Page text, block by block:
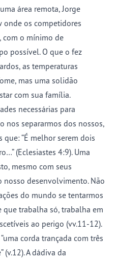
área remota, Jorge
onde os competidores
com o mínimo de
possível. O que o fez
as temperaturas
mas uma solidão
com sua família.
necessárias para
nos separarmos dos nossos,
que: “É melhor serem dois
(Eclesiastes 4:9). Uma
mesmo com seus
nosso desenvolvimento. Não
do mundo se tentarmos
trabalha só, trabalha em
ao perigo (vv.11-12).
corda trançada com três
A dádiva da